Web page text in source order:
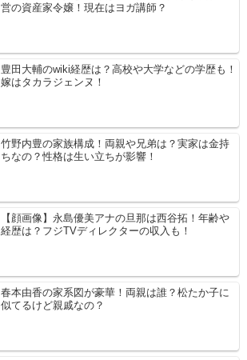
営の資産家令嬢！現在はヨガ講師？
豊田大輔のwiki経歴は？高校や大学などの学歴も！
嫁はタカラジェンヌ！
竹野内豊の家族構成！両親や兄弟は？実家は金持
ちなの？性格は生い立ちが影響！
【顔画像】永島優美アナの旦那は西谷拓！年齢や
経歴は？フジTVディレクターの収入も！
春本由香の家系図が豪華！両親は誰？松たか子に
似てるけど親戚なの？